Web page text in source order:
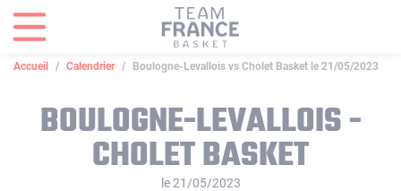
Accueil Calendrier Boulogne-Levallois vs Cholet Basket le 21/05/2023
BOULOGNE-LEVALLOIS -
CHOLET BASKET
le 21/05/2023
Panneau de gestion des cookies